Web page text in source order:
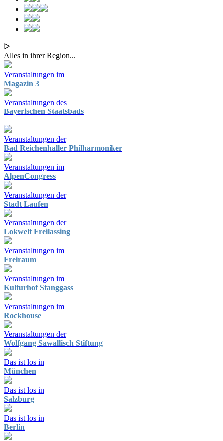
ᐅ
Alles in ihrer Region...
Veranstaltungen im
Magazin 3
Veranstaltungen des
Bayerischen Staatsbads
Veranstaltungen der
Bad Reichenhaller Philharmoniker
Veranstaltungen im
AlpenCongress
Veranstaltungen der
Stadt Laufen
Veranstaltungen der
Lokwelt Freilassing
Veranstaltungen im
Freiraum
Veranstaltungen im
Kulturhof Stanggass
Veranstaltungen im
Rockhouse
Veranstaltungen der
Wolfgang Sawallisch Stiftung
Das ist los in
München
Das ist los in
Salzburg
Das ist los in
Berlin